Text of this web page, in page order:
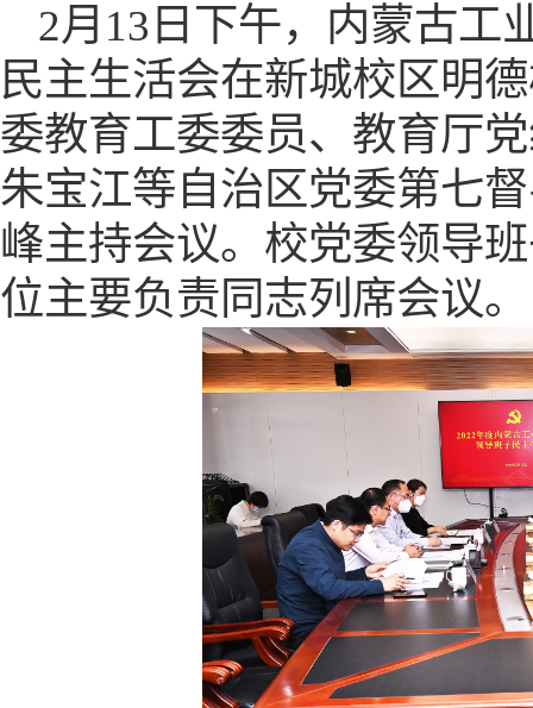
2月13日下午，内蒙古工
民主生活会在新城校区明
委教育工委委员、教育厅
朱宝江等自治区党委第七
峰主持会议。校党委领导
位主要负责 同志列席会议。